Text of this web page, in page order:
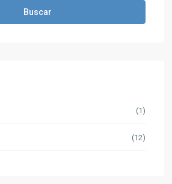
Buscar
(1)
(12)